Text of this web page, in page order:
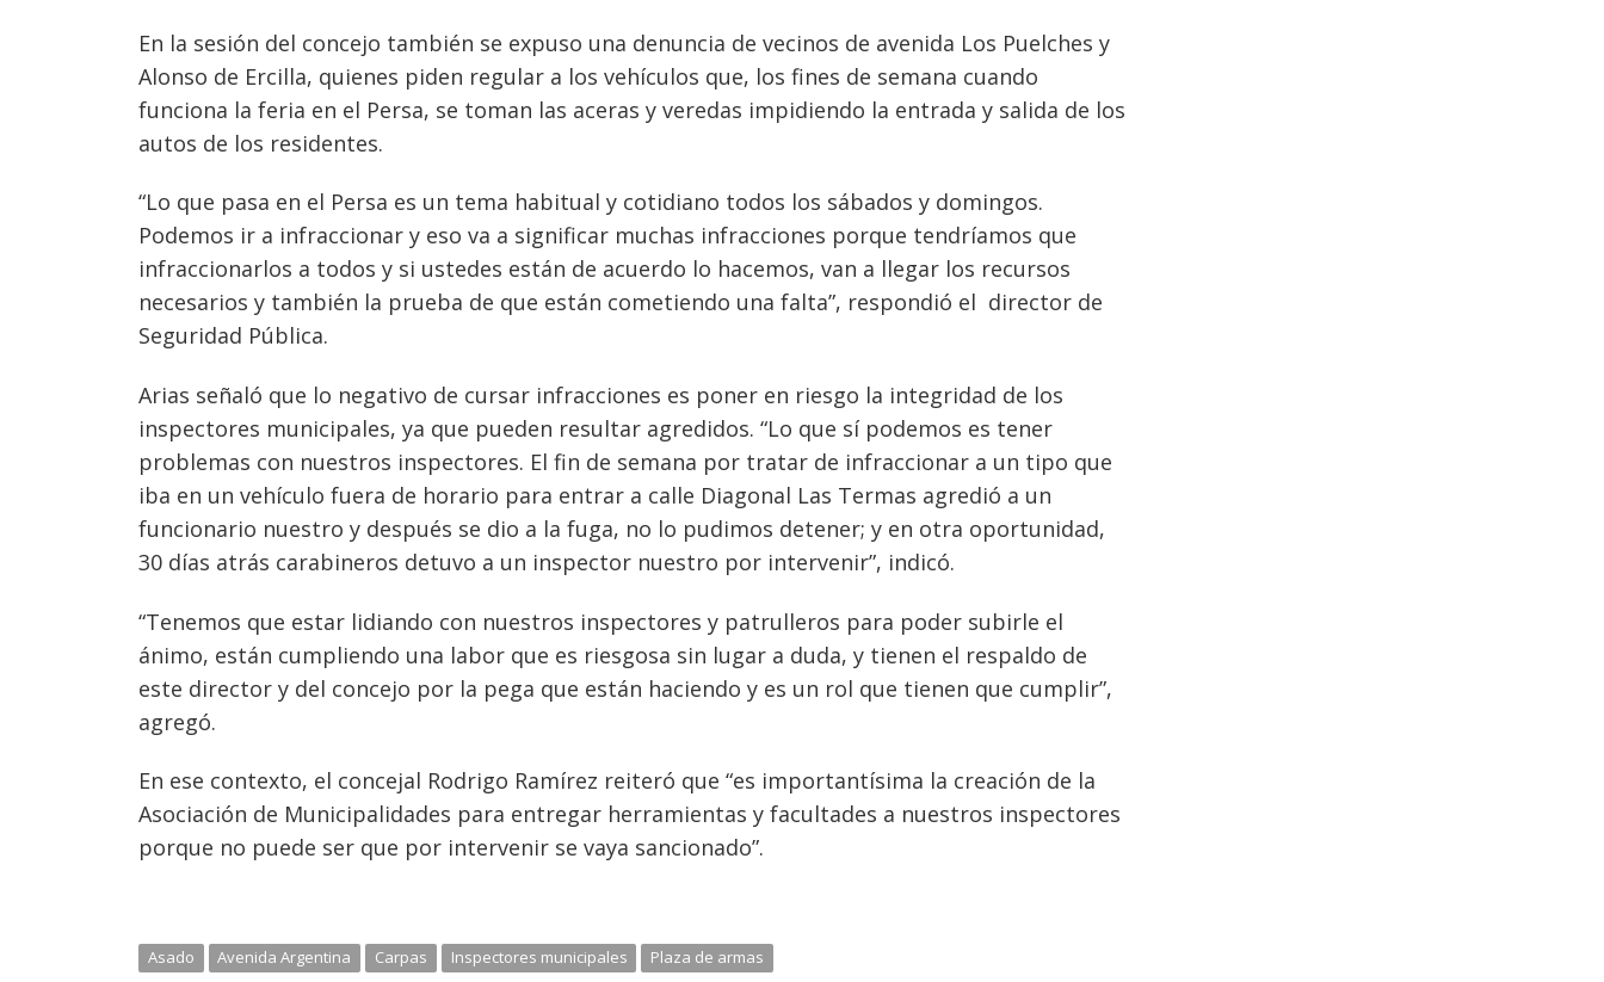
En la sesión del concejo también se expuso una denuncia de vecinos de avenida Los Puelches y
Alonso de Ercilla, quienes piden regular a los vehículos que, los fines de semana cuando
funciona la feria en el Persa, se toman las aceras y veredas impidiendo la entrada y salida de los
autos de los residentes.
“Lo que pasa en el Persa es un tema habitual y cotidiano todos los sábados y domingos.
Podemos ir a infraccionar y eso va a significar muchas infracciones porque tendríamos que
infraccionarlos a todos y si ustedes están de acuerdo lo hacemos, van a llegar los recursos
necesarios y también la prueba de que están cometiendo una falta”, respondió el director de
Seguridad Pública.
Arias señaló que lo negativo de cursar infracciones es poner en riesgo la integridad de los
inspectores municipales, ya que pueden resultar agredidos. “Lo que sí podemos es tener
problemas con nuestros inspectores. El fin de semana por tratar de infraccionar a un tipo que
iba en un vehículo fuera de horario para entrar a calle Diagonal Las Termas agredió a un
funcionario nuestro y después se dio a la fuga, no lo pudimos detener; y en otra oportunidad,
30 días atrás carabineros detuvo a un inspector nuestro por intervenir”, indicó.
“Tenemos que estar lidiando con nuestros inspectores y patrulleros para poder subirle el
ánimo, están cumpliendo una labor que es riesgosa sin lugar a duda, y tienen el respaldo de
este director y del concejo por la pega que están haciendo y es un rol que tienen que cumplir”,
agregó.
En ese contexto, el concejal Rodrigo Ramírez reiteró que “es importantísima la creación de la
Asociación de Municipalidades para entregar herramientas y facultades a nuestros inspectores
porque no puede ser que por intervenir se vaya sancionado”.
Asado Avenida Argentina Carpas Inspectores municipales Plaza de armas